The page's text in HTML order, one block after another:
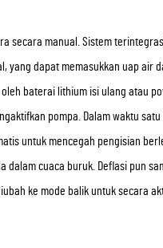
secara manual. Sistem
yang dapat memasukkan uap air
baterai lithium isi ulang atau
pompa. Dalam waktu satu
untuk mencegah pengisian
cuaca buruk. Deflasi pun
ke mode balik untuk secara